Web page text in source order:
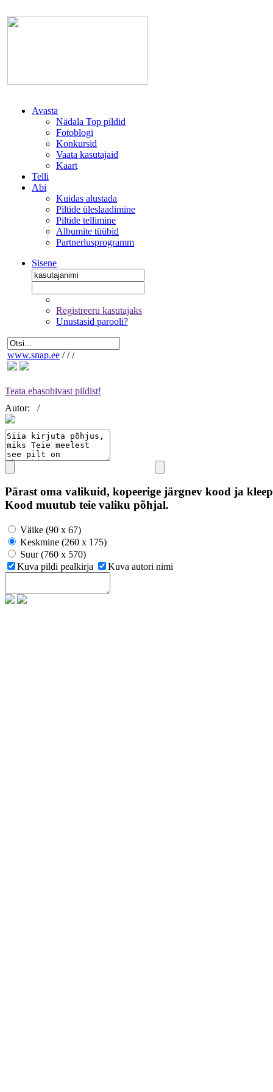
Avasta
Nädala Top pildid
Fotoblogi
Konkursid
Vaata kasutajaid
Kaart
Telli
Abi
Kuidas alustada
Piltide üleslaadimine
Piltide tellimine
Albumite tüübid
Partnerlusprogramm
Sisene
Registreeru kasutajaks
Unustasid parooli?
www.snap.ee / / /
Teata ebasobivast pildist!
Autor:
/
Pärast oma valikuid, kopeerige järgnev kood ja
Kood muutub teie valiku põhjal.
Väike (90 x 67)
Keskmine (260 x 175)
Suur (760 x 570)
Kuva pildi pealkirja
Kuva autori nimi